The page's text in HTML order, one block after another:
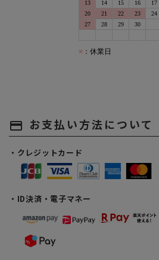
payment お支払い方法について
・クレジットカード
・ID決済・電子マネー